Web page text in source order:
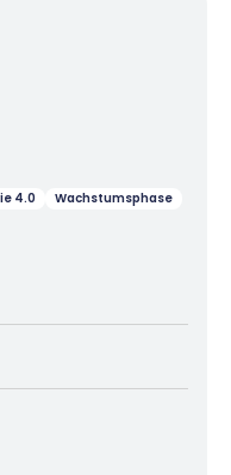
4.0
Wachstumsphase